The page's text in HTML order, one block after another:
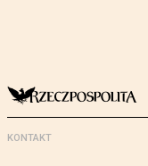
KONTAKT